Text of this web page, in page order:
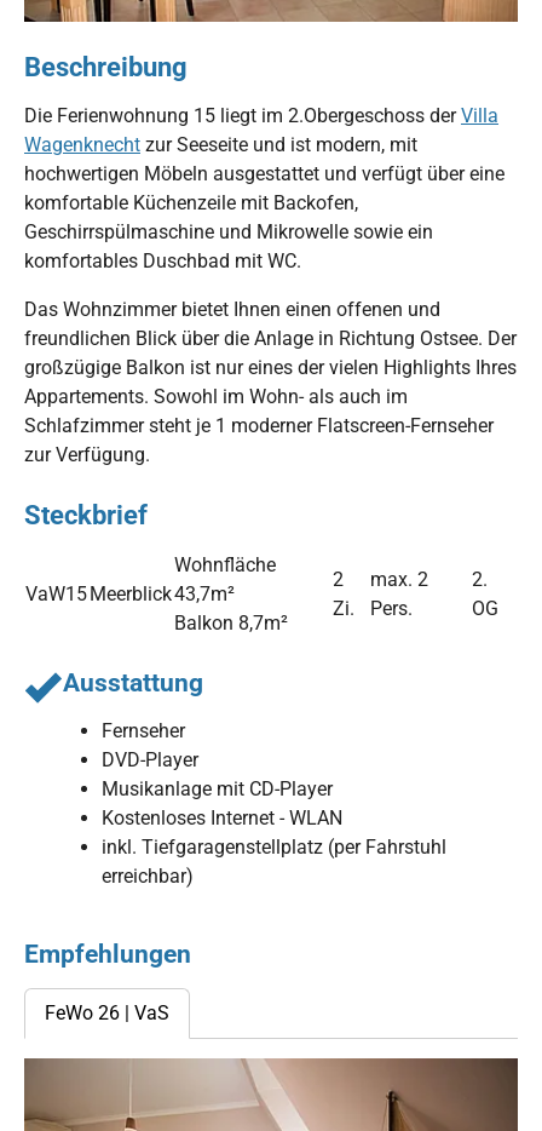
Beschreibung
Die Ferienwohnung 15 liegt im 2.Obergeschoss derVilla
Wagenknecht zur Seeseite und ist modern, mit
hochwertigen Möbeln ausgestattet und verfügt über eine
komfortable Küchenzeile mit Backofen,
Geschirrspülmaschine und Mikrowelle sowie ein
komfortables Duschbad mit WC.
Das Wohnzimmer bietet Ihnen einen offenen und
freundlichen Blick über die Anlage in Richtung Ostsee. Der
großzügige Balkon ist nur eines der vielen Highlights Ihres
Appartements. Sowohl im Wohn- als auch im
Schlafzimmer steht je 1 moderner Flatscreen-Fernseher
zur Verfügung.
Steckbrief
VaW15Meerblick
Wohnfläche
43,7m²
Balkon 8,7m²
2
Zi.
max. 2
Pers.
2.
OG
Ausstattung
Fernseher
DVD-Player
Musikanlage mit CD-Player
Kostenloses Internet - WLAN
inkl. Tiefgaragenstellplatz (per Fahrstuhl
erreichbar)
Empfehlungen
FeWo 26 | VaS